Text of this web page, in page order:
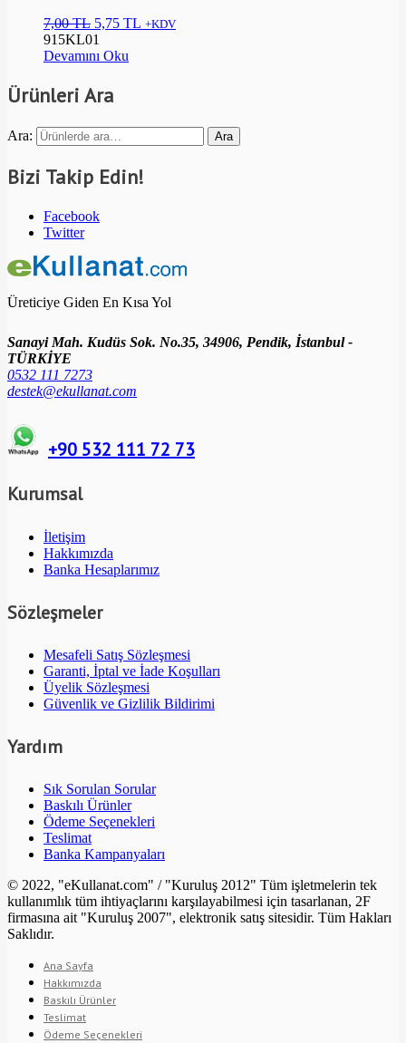
7,00TL 5,75 TL +KDV
915KL01
Devamını Oku
Ürünleri Ara
Ara: Ara
Bizi Takip Edin!
Facebook
Twitter
Üreticiye Giden En Kısa Yol
Sanayi Mah. Kudüs Sok. No.35, 34906, Pendik, İstanbul -
TÜRKİYE
0532 111 7273
destek@ekullanat.com
+90 532 111 72 73
Kurumsal
İletişim
Hakkımızda
Banka Hesaplarımız
Sözleşmeler
Mesafeli Satış Sözleşmesi
Garanti, İptal ve İade Koşulları
Üyelik Sözleşmesi
Güvenlik ve Gizlilik Bildirimi
Yardım
Sık Sorulan Sorular
Baskılı Ürünler
Ödeme Seçenekleri
Teslimat
Banka Kampanyaları
© 2022, "eKullanat.com" / "Kuruluş 2012" Tüm işletmelerin tek
kullanımlık tüm ihtiyaçlarını karşılayabilmesi için tasarlanan, 2F
firmasına ait "Kuruluş 2007", elektronik satış sitesidir. Tüm Hakları
Saklıdır.
Ana Sayfa
Hakkımızda
Baskılı Ürünler
Teslimat
Ödeme Seçenekleri